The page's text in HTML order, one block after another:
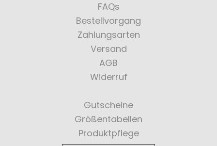
FAQs
Bestellvorgang
Zahlungsarten
Versand
AGB
Widerruf
Gutscheine
Größentabellen
Produktpflege